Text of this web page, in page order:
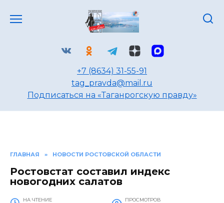
+7 (8634) 31-55-91
tag_pravda@mail.ru
Подписаться на «Таганрогскую правду»
ГЛАВНАЯ » НОВОСТИ РОСТОВСКОЙ ОБЛАСТИ
Ростовстат составил индекс
новогодних салатов
НА ЧТЕНИЕ ПРОСМОТРОВ